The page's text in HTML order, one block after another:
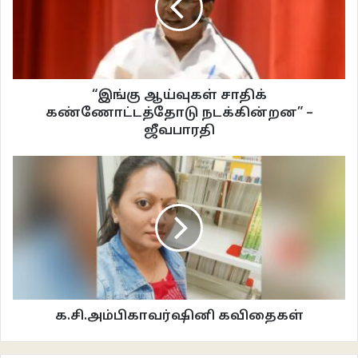
அவ்வாறான கவிதைகளே நுட்மான காட்சி அனுபவத்தை வாசகனுக்குத் தர
காட்சி :‌ 1
தங்க ஆபரணக் கடைத்தெருவின் நீட்சிதான்
மஞ்சள் வர்ண இலைகள்
கனவிலும் உதிராத மரமற்ற தெரு.
கல்யாணப் பட்டின் செம்புச் சரிகை மட்டும்
அங்கங்கே மின்னுகிறது.
“இங்கு ஆய்வுகள் சாதிக்
கண்ணோட்டத்தோடு நடக்கின்றன” –
ஜீவபாரதி
க.சி.அம்பிகாவர்ஷினி கவிதைகள்